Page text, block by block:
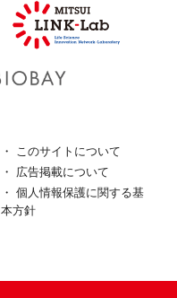
このサイトについて
広告掲載について
個人情報保護に関する基
本方針